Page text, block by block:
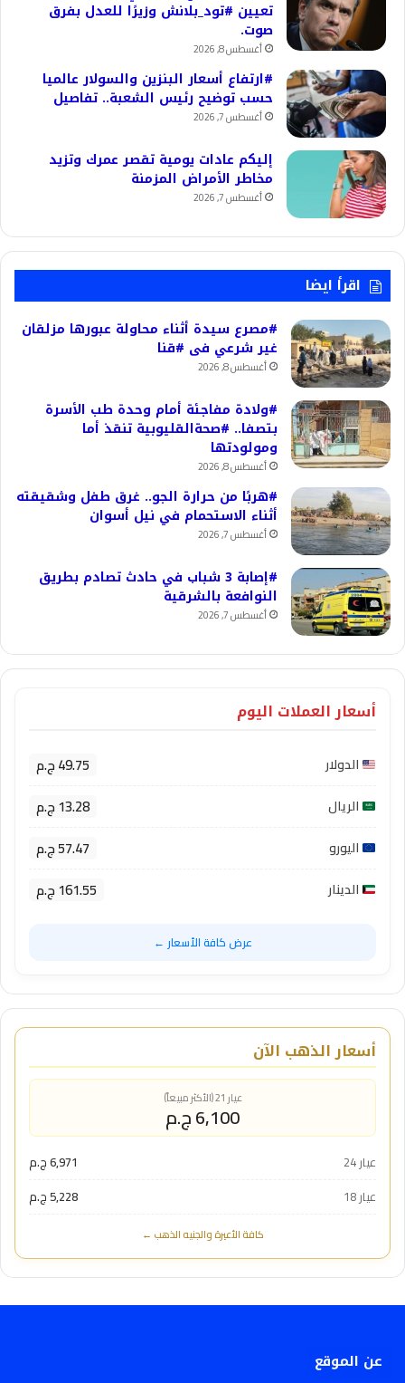
تعيين #تود_بلانش وزيرًا للعدل بفرق
صوت.
أغسطس 8, 2026
#ارتفاع أسعار البنزين والسولار عالميا
حسب توضيح رئيس الشعبة.. تفاصيل
أغسطس 7, 2026
إليكم عادات يومية تقصر عمرك وتزيد
مخاطر الأمراض المزمنة
أغسطس 7, 2026
اقرأ ايضا
#مصرع سيدة أثناء محاولة عبورها مزلقان
غير شرعي فى #قنا
أغسطس 8, 2026
#ولادة مفاجئة أمام وحدة طب الأسرة
بتصفا.. #صحةالقليوبية تنقذ أما
ومولودتها
أغسطس 8, 2026
#هربًا من حرارة الجو.. غرق طفل وشقيقته
أثناء الاستحمام في نيل أسوان
أغسطس 7, 2026
#إصابة 3 شباب في حادث تصادم بطريق
النوافعة بالشرقية
أغسطس 7, 2026
أسعار العملات اليوم
الدولار 49.75 ج.م
الريال 13.28 ج.م
اليورو 57.47 ج.م
الدينار 161.55 ج.م
عرض كافة الأسعار ←
أسعار الذهب الآن
عيار 21 (الأكثر مبيعاً)
6,100 ج.م
عيار 24
6,971 ج.م
عيار 18
5,228 ج.م
كافة الأعيرة والجنيه الذهب ←
عن الموقع